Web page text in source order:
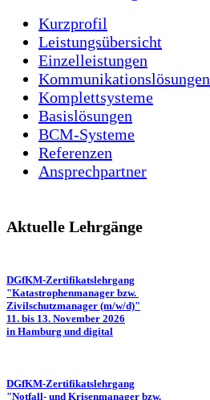
Kurzprofil
Leistungsübersicht
Einzelleistungen
Kommunikationslösungen
Komplettsysteme
Basislösungen
BCM-Systeme
Referenzen
Ansprechpartner
Aktuelle Lehrgänge
DGfKM-Zertifikatslehrgang
"Katastrophenmanager bzw.
Zivilschutzmanager (m/w/d)"
11. bis 13. November 2026
in Hamburg und digital
DGfKM-Zertifikatslehrgang
"Notfall- und Krisenmanager bzw.